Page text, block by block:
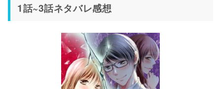
1話~3話ネタバレ感想